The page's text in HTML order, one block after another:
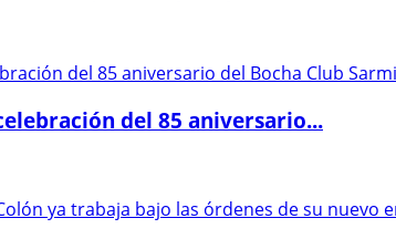
del 85 aniversario...